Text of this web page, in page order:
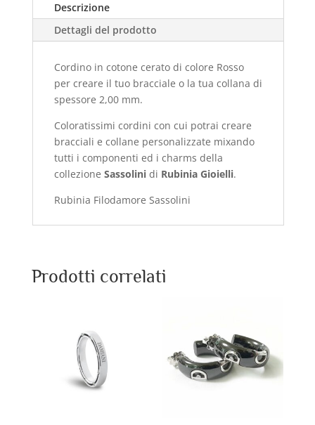
Descrizione
Dettagli del prodotto
Cordino in cotone cerato di colore Rosso
per creare il tuo bracciale o la tua collana di
spessore 2,00 mm.
Coloratissimi cordini con cui potrai creare
bracciali e collane personalizzate mixando
tutti i componenti ed i charms della
collezione Sassolinidi Rubinia Gioielli.
Rubinia Filodamore Sassolini
Prodotti correlati